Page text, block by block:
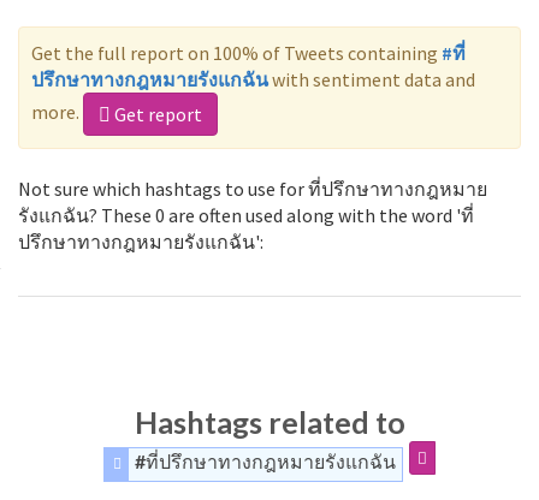
Get the full report on 100% of Tweets containing #ที่
ปรึกษาทางกฎหมายรังแกฉันwith sentiment data and
more.
Get report
Not sure which hashtags to use for ที่ปรึกษาทางกฎหมาย
รังแกฉัน? These 0 are often used along with the word 'ที่
ปรึกษาทางกฎหมายรังแกฉัน':
Hashtags related to
#ที่ปรึกษาทางกฎหมายรังแกฉัน